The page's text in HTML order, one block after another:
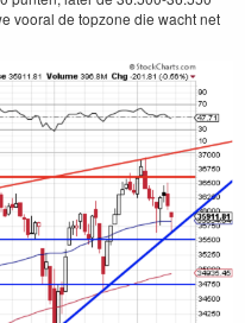
vooral de topzone die wacht net